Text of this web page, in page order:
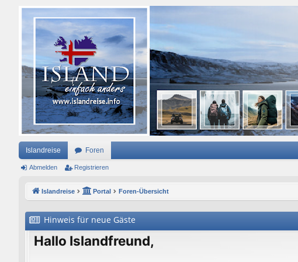
Islandreise Foren
Abmelden Registrieren
Islandreise Portal Foren-Übersicht
Hinweis für neue Gäste
Hallo Islandfreund,